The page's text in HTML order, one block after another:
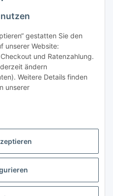
gestatten Sie den
unserer Website:
und Ratenzahlung.
ändern
Weitere Details finden
unserer